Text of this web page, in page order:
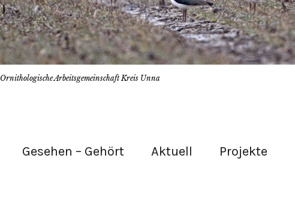
Ornithologische Arbeitsgemeinschaft Kreis Unna
Gesehen – Gehört Aktuell Projekte